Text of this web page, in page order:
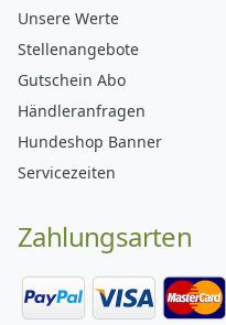
Unsere Werte
Stellenangebote
Gutschein Abo
Händleranfragen
Hundeshop Banner
Servicezeiten
Zahlungsarten